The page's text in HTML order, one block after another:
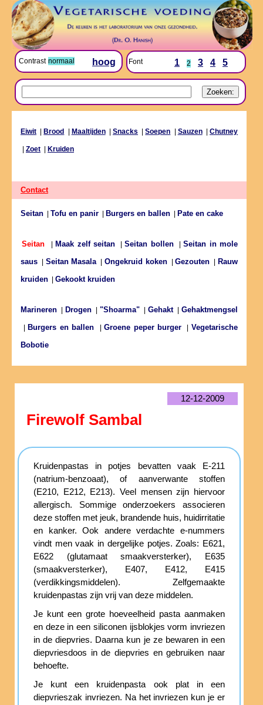
Contrast normaal hoog Font 1 2 3 4 5
Eiwit Brood Maaltijden|Snacks |Soepen Sauzen|Chutney
Zoet Kruiden
Contact
Seitan Tofu en panir Burgers en ballen Pate en cake
Seitan Maak zelf seitan |Seitan bollen|Seitan in mole
saus
Seitan Masala|Ongekruid koken|Gezouten
Rauw
kruiden
Gekookt kruiden
Marineren Drogen "Shoarma" Gehakt|Gehaktmengsel
Burgers en ballen |Groene peper burger |Vegetarische
Bobotie
12-12-2009
Firewolf Sambal
Kruidenpastas in potjes bevatten vaak E-211
(natrium-benzoaat), of aanverwante stoffen
(E210, E212, E213). Veel mensen zijn hiervoor
allergisch. Sommige onderzoekers associeren
deze stoffen met jeuk, brandende huis, huidirritatie
en kanker. Ook andere verdachte e-nummers
vindt men vaak in dergelijke potjes. Zoals: E621,
E622 (glutamaat smaakversterker), E635
(smaakversterker), E407, E412, E415
(verdikkingsmiddelen). Zelfgemaakte
kruidenpastas zijn vrij van deze middelen.
Je kunt een grote hoeveelheid pasta aanmaken
en deze in een siliconen ijsblokjes vorm invriezen
in de diepvries. Daarna kun je ze bewaren in een
diepvriesdoos in de diepvries en gebruiken naar
behoefte.
Je kunt een kruidenpasta ook plat in een
diepvrieszak invriezen. Na het invriezen kun je er